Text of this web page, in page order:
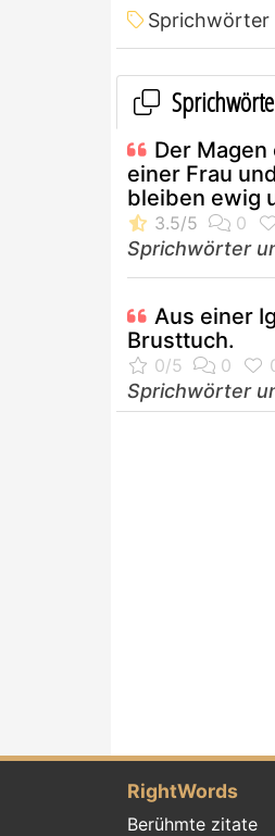
Sprichwörter
Der Magen
einer Frau
bleiben ewig
Sprichwörter
Aus einer
Brusttuch.
Sprichwörter
RightWords
Berühmte zitate